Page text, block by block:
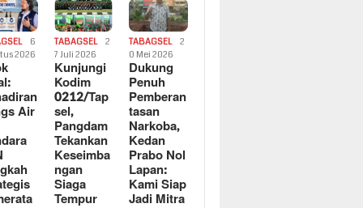
6
2026
Air
TABAGSEL
2
7 Juli 2026
Kunjungi
Kodim
0212/Tap
sel,
Pangdam
Tekankan
Keseimba
ngan
Siaga
Tempur
TABAGSEL
2
0 Mei 2026
Dukung
Penuh
Pemberan
tasan
Narkoba,
Kedan
Prabo Nol
Lapan:
Kami Siap
Jadi Mitra